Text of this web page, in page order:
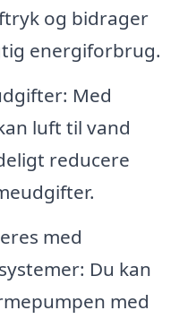
og bidrager
energiforbrug.
Med
luft til vand
reducere
med
Du kan
med